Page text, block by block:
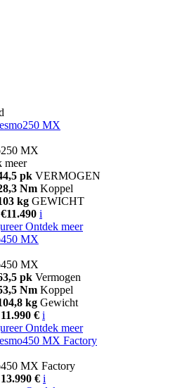
MX
MX
meer
pk VERMOGEN
Nm Koppel
kg GEWICHT
i
Ontdek meer
MX
MX
pk Vermogen
Nm Koppel
kg Gewicht
€ i
Ontdek meer
MX Factory
MX Factory
€ i